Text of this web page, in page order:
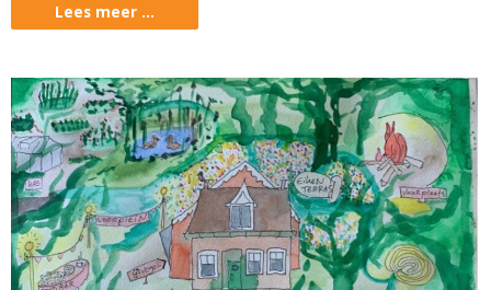
Lees meer …